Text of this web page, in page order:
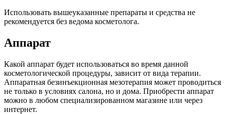
Использовать вышеуказанные препараты и средства не
рекомендуется без ведома косметолога.
Аппарат
Какой аппарат будет использоваться во время данной
косметологической процедуры, зависит от вида терапии.
Аппаратная безинъекционная мезотерапия может проводиться
не только в условиях салона, но и дома. Приобрести аппарат
можно в любом специализированном магазине или через
интернет.